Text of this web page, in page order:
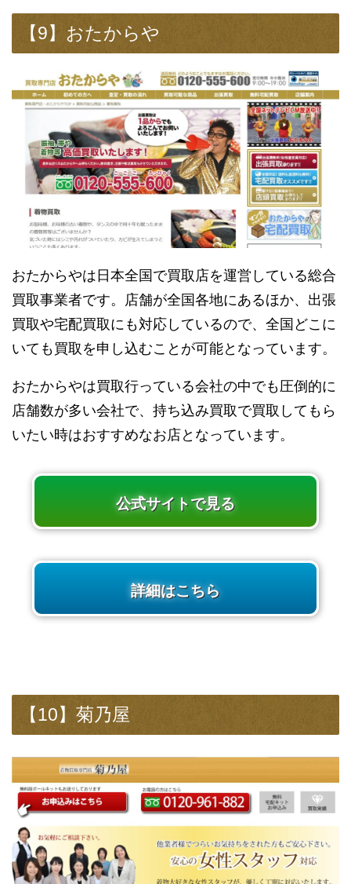
【9】おたからや
おたからやは日本全国で買取店を運営している総合
買取事業者です。店舗が全国各地にあるほか、出張
買取や宅配買取にも対応しているので、全国どこに
いても買取を申し込むことが可能となっています。
おたからやは買取行っている会社の中でも圧倒的に
店舗数が多い会社で、持ち込み買取で買取してもら
いたい時はおすすめなお店となっています。
公式サイトで見る
詳細はこちら
【10】菊乃屋